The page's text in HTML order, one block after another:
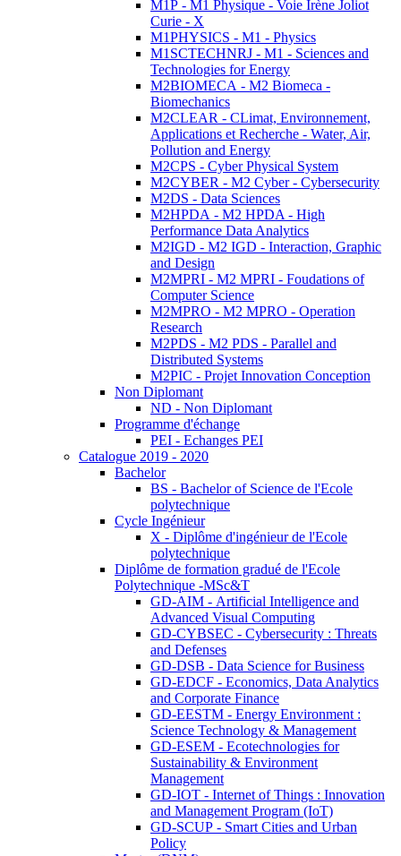
M1P - M1 Physique - Voie Irène Joliot
Curie - X
M1PHYSICS - M1 - Physics
M1SCTECHNRJ - M1 - Sciences and
Technologies for Energy
M2BIOMECA - M2 Biomeca -
Biomechanics
M2CLEAR - CLimat, Environnement,
Applications et Recherche - Water, Air,
Pollution and Energy
M2CPS - Cyber Physical System
M2CYBER - M2 Cyber - Cybersecurity
M2DS - Data Sciences
M2HPDA - M2 HPDA - High
Performance Data Analytics
M2IGD - M2 IGD - Interaction, Graphic
and Design
M2MPRI - M2 MPRI - Foudations of
Computer Science
M2MPRO - M2 MPRO - Operation
Research
M2PDS - M2 PDS - Parallel and
Distributed Systems
M2PIC - Projet Innovation Conception
Non Diplomant
ND - Non Diplomant
Programme d'échange
PEI - Echanges PEI
Catalogue 2019 - 2020
Bachelor
BS - Bachelor of Science de l'Ecole
polytechnique
Cycle Ingénieur
X - Diplôme d'ingénieur de l'Ecole
polytechnique
Diplôme de formation gradué de l'Ecole
Polytechnique -MSc&T
GD-AIM - Artificial Intelligence and
Advanced Visual Computing
GD-CYBSEC - Cybersecurity : Threats
and Defenses
GD-DSB - Data Science for Business
GD-EDCF - Economics, Data Analytics
and Corporate Finance
GD-EESTM - Energy Environment :
Science Technology & Management
GD-ESEM - Ecotechnologies for
Sustainability & Environment
Management
GD-IOT - Internet of Things : Innovation
and Management Program (IoT)
GD-SCUP - Smart Cities and Urban
Policy